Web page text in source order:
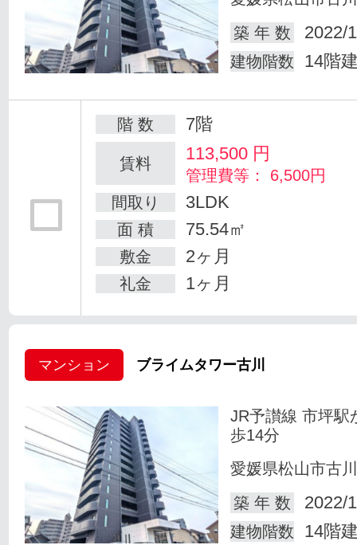
築 年 数
2022/
建物階数 14階
階 数 7階
賃料 113,500 円
管理費等： 6,500円
間取り
3LDK
面 積 75.54㎡
敷金 2ヶ月
礼金 1ヶ月
マンション ブライムタワー古川
JR予讃線 市坪駅
歩14分
愛媛県松山市古
築 年 数
2022/
建物階数 14階